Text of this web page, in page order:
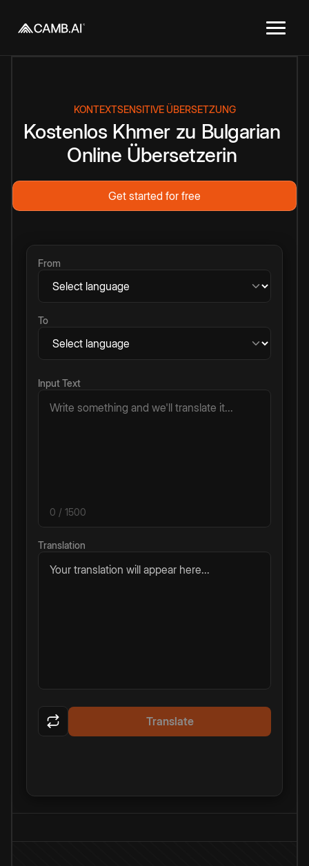
KONTEXTSENSITIVE ÜBERSETZUNG
Kostenlos Khmer zu Bulgarian
Online Übersetzerin
Get started for free
From
To
Input Text
0 / 1500
Translation
Your translation will appear here...
Translate